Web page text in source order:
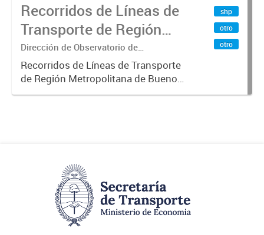
Recorridos de Líneas de
Transporte de Región
Metropolitana de
Buenos Aires (RMBA)
Dirección de Observatorio de
Transporte, Estudio y Sistemas
Recorridos de Líneas de Transporte
de Región Metropolitana de Buenos
Aires (RMBA).-
shp
otro
otro